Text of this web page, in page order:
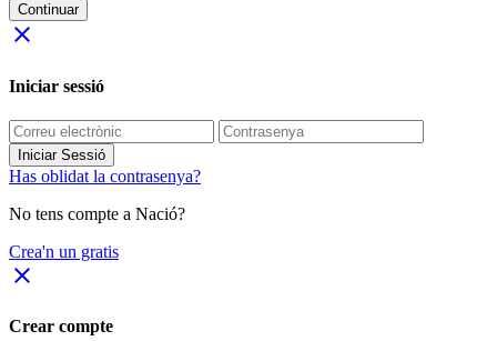
Continuar
close
Iniciar sessió
Iniciar Sessió
Has oblidat la contrasenya?
No tens compte a Nació?
Crea'n un gratis
close
Crear compte